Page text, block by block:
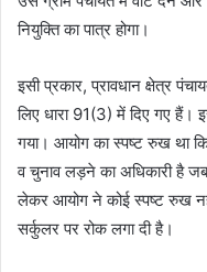
नियुक्ति का पात्र होगा।
इसी प्रकार, प्रावधान क्षेत्र
लिए धारा 91(3) में दिए गए
गया। आयोग का स्पष्ट रुख था
व चुनाव लड़ने का अधिकारी है
लेकर आयोग ने कोई स्पष्ट रुख
सर्कुलर पर रोक लगा दी है।